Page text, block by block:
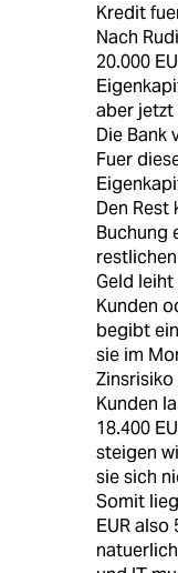
Kredit
Nach
20.000
aber
Die Bank
Fuer
Den Rest
Buchung
Geld
Kunden
begibt
sie im
Kunden
18.400
steigen
sie sich
Somit
EUR also